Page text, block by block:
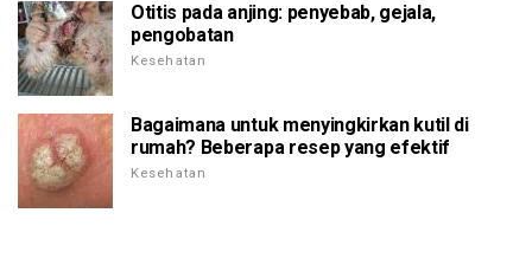
Otitis pada anjing: penyebab, gejala,
pengobatan
Kesehatan
Bagaimana untuk menyingkirkan kutil di
rumah? Beberapa resep yang efektif
Kesehatan